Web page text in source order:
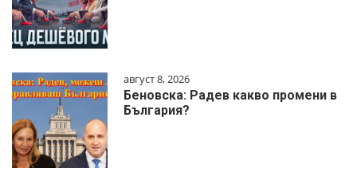
август 8, 2026
Беновска: Радев какво промени в
България?